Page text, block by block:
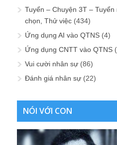
Tuyển – Chuyện 3T – Tuyển
chọn, Thử việc (434)
Ứng dụng AI vào QTNS (4)
Ứng dụng CNTT vào QTNS
Vui cười nhân sự (86)
Đánh giá nhân sự (22)
NÓI VỚI CON